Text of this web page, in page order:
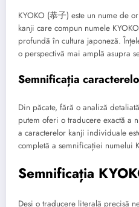
KYOKO (恭子) este un nume de
kanji care compun numele
profundă în cultura japoneză.
o perspectivă mai amplă asupra
Semnificația
Din păcate, fără o analiză
putem oferi o traducere exactă a
a caracterelor kanji individuale
completă a semnificației numelui
Semnificația
Deși o traducere literală precisă